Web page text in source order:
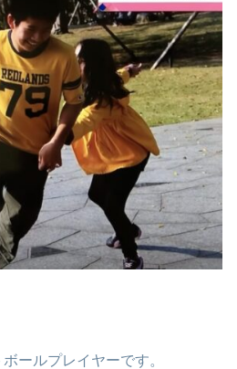
ールプレイヤーです。